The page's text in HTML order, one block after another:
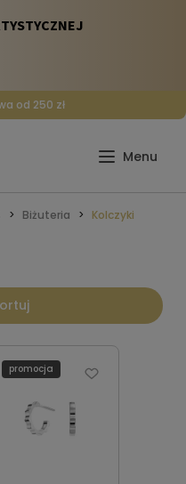
od 250 zł
Biżuteria Kolczyki
promocja